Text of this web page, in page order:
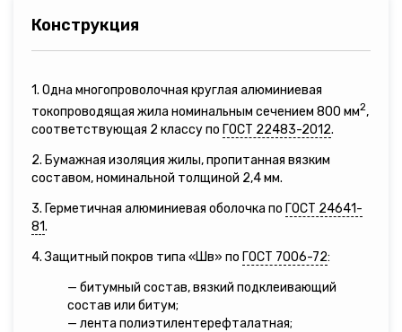
Конструкция
1. Одна многопроволочная круглая алюминиевая
токопроводящая жила номинальным сечением 800 мм2,
соответствующая 2 классу по ГОСТ 22483-2012.
2. Бумажная изоляция жилы, пропитанная вязким
составом, номинальной толщиной 2,4 мм.
3. Герметичная алюминиевая оболочка по ГОСТ 24641-
81.
4. Защитный покров типа «Шв» по ГОСТ 7006-72:
— битумный состав, вязкий подклеивающий
состав или битум;
— лента полиэтилентерефталатная;